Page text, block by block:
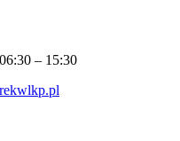
06:30 – 15:30